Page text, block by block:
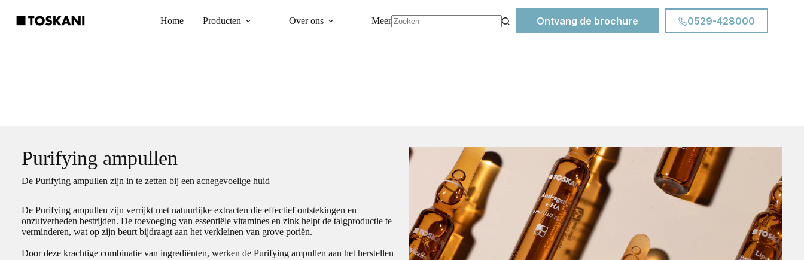
Home Producten Over ons
Meer
Ontvang de brochure 0529-428000
Purifying ampullen
De Purifying ampullen zijn in te zetten bij een acnegevoelige huid
De Purifying ampullen zijn verrijkt met natuurlijke extracten die effectief ontstekingen en
onzuiverheden bestrijden. De toevoeging van essentiële vitamines en zink helpt de talgproductie te
verminderen, wat op zijn beurt bijdraagt aan het verkleinen van grove poriën.
Door deze krachtige combinatie van ingrediënten, werken de Purifying ampullen aan het herstellen